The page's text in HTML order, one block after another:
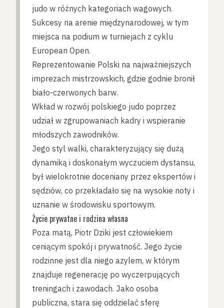
judo w różnych kategoriach wagowych.
Sukcesy na arenie międzynarodowej, w tym
miejsca na podium w turniejach z cyklu
European Open.
Reprezentowanie Polski na najważniejszych
imprezach mistrzowskich, gdzie godnie bronił
biało-czerwonych barw.
Wkład w rozwój polskiego judo poprzez
udział w zgrupowaniach kadry i wspieranie
młodszych zawodników.
Jego styl walki, charakteryzujący się dużą
dynamiką i doskonałym wyczuciem dystansu,
był wielokrotnie doceniany przez ekspertów i
sędziów, co przekładało się na wysokie noty i
uznanie w środowisku sportowym.
Życie prywatne i rodzina własna
Poza matą, Piotr Dziki jest człowiekiem
ceniącym spokój i prywatność. Jego życie
rodzinne jest dla niego azylem, w którym
znajduje regenerację po wyczerpujących
treningach i zawodach. Jako osoba
publiczna, stara się oddzielać sferę